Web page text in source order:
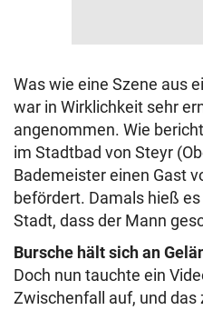
Was wie eine Szene aus
war in Wirklichkeit sehr
angenommen. Wie
im Stadtbad von Steyr
Bademeister einen Gast
befördert. Damals hieß
Stadt, dass der Mann
Bursche hält sich an
Doch nun tauchte ein
Zwischenfall auf, und das